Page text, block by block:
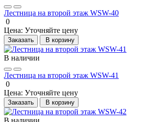
Лестница на второй этаж WSW-40
0
Цена: Уточняйте цену
Заказать В корзину
В наличии
Лестница на второй этаж WSW-41
0
Цена: Уточняйте цену
Заказать В корзину
В наличии